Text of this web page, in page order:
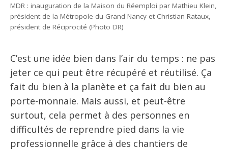
MDR : inauguration de la Maison du Réemploi par Mathieu Klein,
président de la Métropole du Grand Nancy et Christian Rataux,
président de Réciprocité (Photo DR)
C’est une idée bien dans l’air du temps : ne pas
jeter ce qui peut être récupéré et réutilisé. Ça
fait du bien à la planète et ça fait du bien au
porte-monnaie. Mais aussi, et peut-être
surtout, cela permet à des personnes en
difficultés de reprendre pied dans la vie
professionnelle grâce à des chantiers de